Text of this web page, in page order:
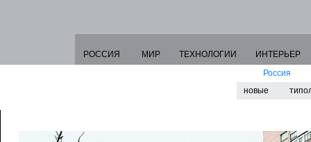
РОССИЯ МИР ТЕХНОЛОГИИ
ИНТЕРЬЕР
Россия
новые